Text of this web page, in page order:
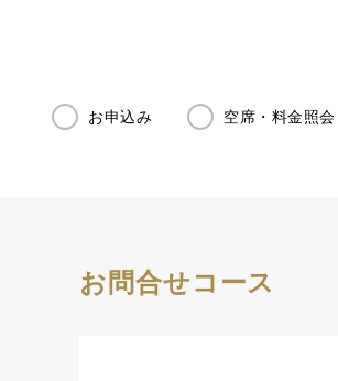
お申込み 空席・料金照会
お問合せコース